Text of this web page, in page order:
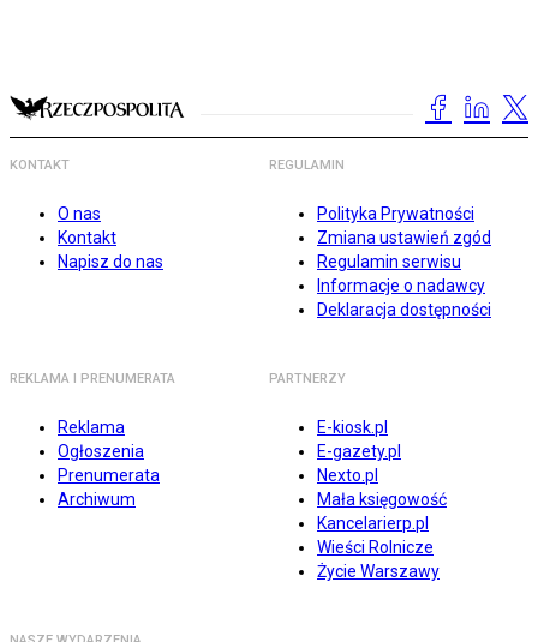
KONTAKT
O nas
Kontakt
Napisz do nas
REGULAMIN
Polityka Prywatności
Zmiana ustawień zgód
Regulamin serwisu
Informacje o nadawcy
Deklaracja dostępności
REKLAMA I PRENUMERATA
Reklama
Ogłoszenia
Prenumerata
Archiwum
PARTNERZY
E-kiosk.pl
E-gazety.pl
Nexto.pl
Mała księgowość
Kancelarierp.pl
Wieści Rolnicze
Życie Warszawy